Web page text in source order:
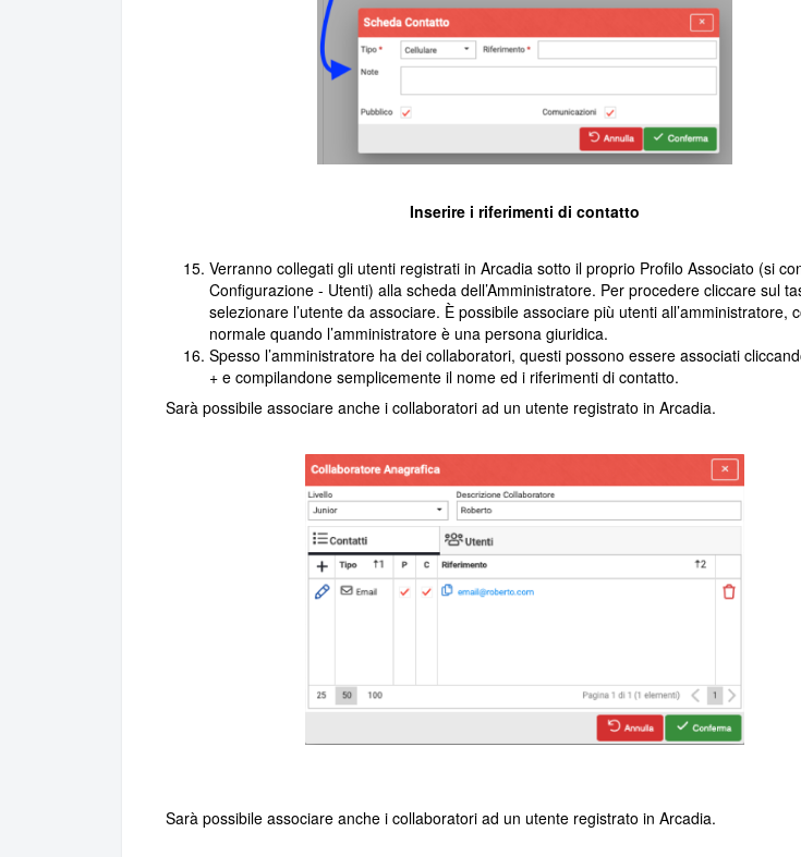
Inserire i riferimenti di contatto
Verranno collegati gli utenti registrati in Arcadia sotto il proprio Profilo Associato (si
Configurazione - Utenti) alla scheda dell’Amministratore. Per procedere cliccare sul
selezionare l’utente da associare. È possibile associare più utenti all’amministratore,
normale quando l’amministratore è una persona giuridica.
Spesso l’amministratore ha dei collaboratori, questi possono essere associati
+ e compilandone semplicemente il nome ed i riferimenti di contatto.
Sarà possibile associare anche i collaboratori ad un utente registrato in Arcadia.
Sarà possibile associare anche i collaboratori ad un utente registrato in Arcadia.